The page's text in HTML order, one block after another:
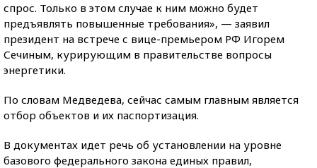
спрос. Только в этом случае к ним можно будет
предъявлять повышенные требования», — заявил
президент на встрече с вице-премьером РФ Игорем
Сечиным, курирующим в правительстве вопросы
энергетики.
По словам Медведева, сейчас самым главным является
отбор объектов и их паспортизация.
В документах идет речь об установлении на уровне
базового федерального закона единых правил,